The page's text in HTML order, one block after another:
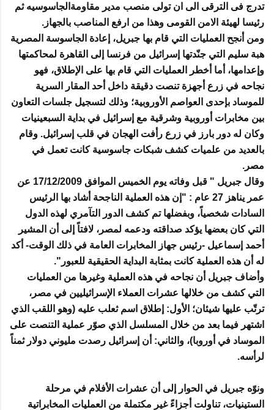
تدرج فى الترقى الى ان تولى منصب مدير مقاومةالجاسوسيه ثم
رئيسا لهيئة الامن القومى وهذا من ارفع المناصب بالجهاز.
ومن أنجح العمليات التي قام بها جبريل، إعادة الجاسوسة المصرية
هبة سليم التي جنّدتها إسرائيل من فرنسا إلى القاهرة لمحاكمتها
وإعدامها، أما أخطر العمليات التي قام بها على الإطلاق، فهو
نجاحه في زرع أجهزة تنصت دقيقة داخل أحد المقار السرية
للموساد بإحدى العواصم الأوروبية؛ وذلك لتسجيل جلسات التعاون
بين مخابرات أوروبية وشرقية مع إسرائيل في بداية السبعينيات
وكان له دور بارز في زرع رأفت الهجان في قلب إسرائيل. وقام
بالعديد من علميات كشف شبكات جاسوسية كانت تعمل في
مصر.
وقال جبريل " قبل وفاته يوم الخميس الموافق 17/12/2009 عن
عمر يناهز 27 عام : "إن هذه العملية الناجحة أشاد بها الرئيس
السادات شخصياً، وبفضلها تم كشف الدور التآمري لهذه الدول
التي كان بعضها يؤكد صداقته ودعمه لمصر، لافتاً إلى أن المشير
أحمد إسماعيل -رئيس جهاز المخابرات العامة في ذلك الوقت- أكد
له أن هذه العملية كانت بمثابة البداية الحقيقية للعبور".
وأضاف جبريل أن نجاحه في هذه العملية وغيرها من العمليات
التي كشف من خلالها عشرات العملاء الإسرائيليين في مصر،
ترتّب عليها شيئان؛ الأول: إطلاق اسم ثعلب عليه (وهو اللقب الذي
اشتهر فيما بعد من خلال المسلسل الذي صوّر عملية التنصت على
الموساد في أوروبا)، والثاني: أن إسرائيل رصدت مليوني دولار ثمناً
لرأسه.
ونوّه جبريل في الحوار إلى أن عشرات الأفلام في مرحلة
الستينيات، تناولت أجزاءً غير مكتملة من العمليات المخابراتية